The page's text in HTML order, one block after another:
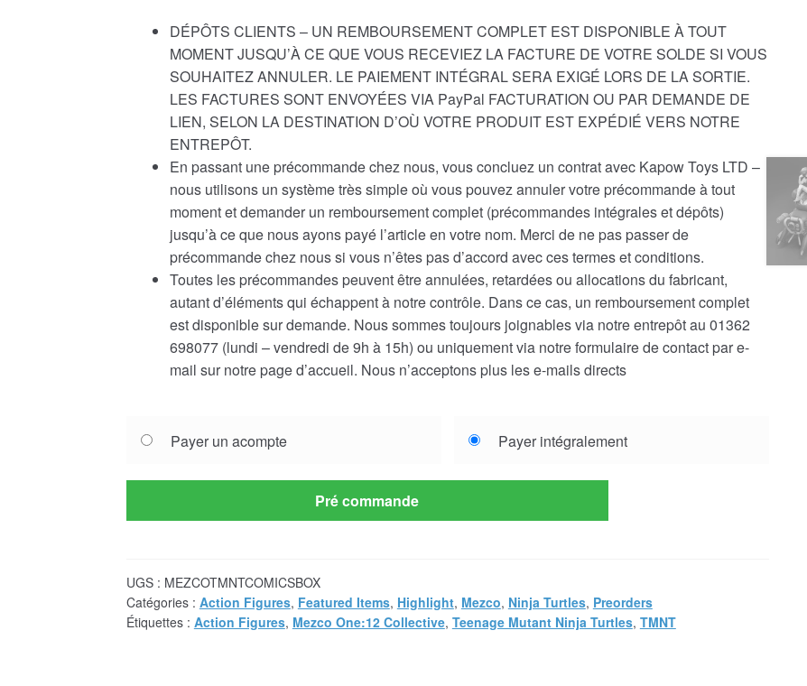
DÉPÔTS CLIENTS – UN REMBOURSEMENT COMPLET EST DISPONIBLE À TOUT
MOMENT JUSQU’À CE QUE VOUS RECEVIEZ LA FACTURE DE VOTRE SOLDE SI VOUS
SOUHAITEZ ANNULER. LE PAIEMENT INTÉGRAL SERA EXIGÉ LORS DE LA SORTIE.
LES FACTURES SONT ENVOYÉES VIA PayPal FACTURATION OU PAR DEMANDE DE
LIEN, SELON LA DESTINATION D’OÙ VOTRE PRODUIT EST EXPÉDIÉ VERS NOTRE
ENTREPÔT.
En passant une précommande chez nous, vous concluez un contrat avec Kapow Toys LTD –
nous utilisons un système très simple où vous pouvez annuler votre précommande à tout
moment et demander un remboursement complet (précommandes intégrales et dépôts)
jusqu’à ce que nous ayons payé l’article en votre nom. Merci de ne pas passer de
précommande chez nous si vous n’êtes pas d’accord avec ces termes et conditions.
Toutes les précommandes peuvent être annulées, retardées ou allocations du fabricant,
autant d’éléments qui échappent à notre contrôle. Dans ce cas, un remboursement complet
est disponible sur demande. Nous sommes toujours joignables via notre entrepôt au 01362
698077 (lundi – vendredi de 9h à 15h) ou uniquement via notre formulaire de contact par e-
mail sur notre page d’accueil. Nous n’acceptons plus les e-mails directs
your
Payer un acompte Payer intégralement
Pré commande
UGS : MEZCOTMNTCOMICSBOX
Catégories : Action Figures, Featured Items, Highlight, Mezco, Ninja Turtles, Preorders
Étiquettes : Action Figures, Mezco One:12 Collective, Teenage Mutant Ninja Turtles, TMNT